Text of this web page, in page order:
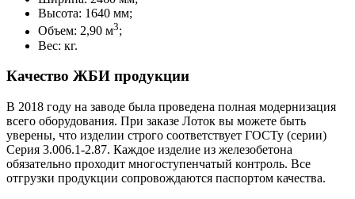
Высота: 1640 мм;
Объем: 2,90 м3;
Вес: кг.
Качество ЖБИ продукции
В 2018 году на заводе была проведена полная модернизация
всего оборудования. При заказе Лоток вы можете быть
уверены, что изделии строго соответствует ГОСТу (серии)
Серия 3.006.1-2.87. Каждое изделие из железобетона
обязательно проходит многоступенчатый контроль. Все
отгрузки продукции сопровождаются паспортом качества.